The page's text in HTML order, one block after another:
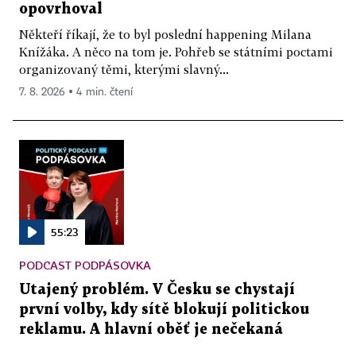
opovrhoval
Někteří říkají, že to byl poslední happening Milana
Knížáka. A něco na tom je. Pohřeb se státními poctami
organizovaný těmi, kterými slavný...
7. 8. 2026 ▪ 4 min. čtení
55:23
PODCAST PODPÁSOVKA
Utajený problém. V Česku se chystají
první volby, kdy sítě blokují politickou
reklamu. A hlavní oběť je nečekaná